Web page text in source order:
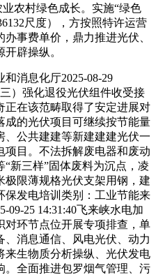
农村绿色成长。实施“绿色
尺度），方按照特许运营
事费单价，鼎力推进光伏、
辟操纵。
消息化厅2025-08-29
）强化退役光伏组件收受接
正在该范畴取得了安定进展对
成的光伏项目可继续按节能量
、公共建建等新建建建光伏一
目。不法拆解废电器和废动
新三样”固体废料为沉点，凌
极限薄规格光伏支架用钢，建
保发电培训类别：工业节能来
09-25 14:31:40飞来峡水电加
对环节点位开展专项排查，单
消息通信、风电光伏、动力
来生物质分析操纵、光伏发电
。全面推进包罗烟气管理、污